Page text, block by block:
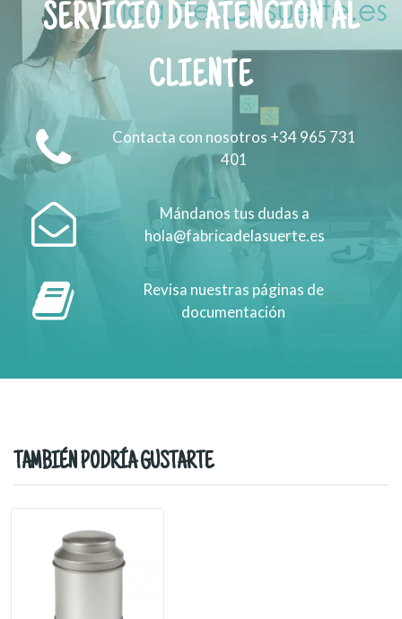
SERVICIO DE ATENCIÓN AL
CLIENTE
Contacta con nosotros +34 965 731
401
Mándanos tus dudas a
hola@fabricadelasuerte.es
Revisa nuestras páginas de
documentación
TAMBIÉN PODRÍA GUSTARTE